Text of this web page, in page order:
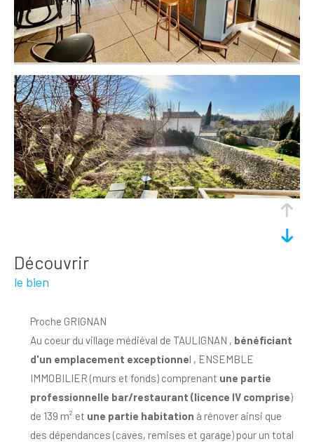
découvrir
le bien
Proche GRIGNAN
Au coeur du village médiéval de TAULIGNAN , bénéficiant
d'un emplacement exceptionnel , ENSEMBLE
IMMOBILIER (murs et fonds) comprenant une partie
professionnelle bar/restaurant (licence IV comprise)
de 139 m² et une partie habitation à rénover ainsi que
des dépendances (caves, remises et garage) pour un total